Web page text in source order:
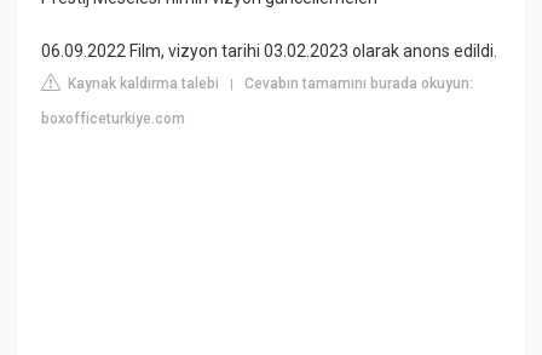
06.09.2022 Film, vizyon tarihi 03.02.2023 olarak anons edildi.
Kaynak kaldırma talebi |Cevabın tamamını burada okuyun:
boxofficeturkiye.com